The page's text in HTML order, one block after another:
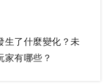
生了什麼變化？未
家有哪些？